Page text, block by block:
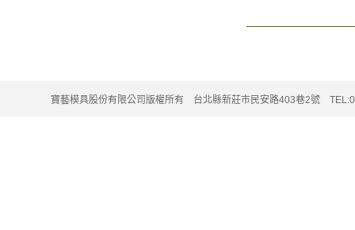
寶藝模具股份有限公司版權所有 台北縣新莊市民安路403巷2號